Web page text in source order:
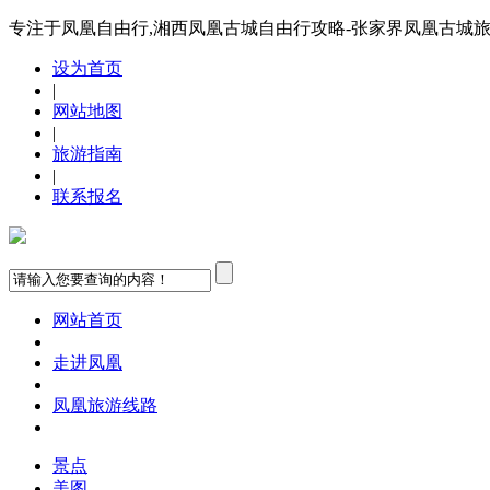
专注于凤凰自由行,湘西凤凰古城自由行攻略-张家界凤凰古城
设为首页
|
网站地图
|
旅游指南
|
联系报名
网站首页
走进凤凰
凤凰旅游线路
景点